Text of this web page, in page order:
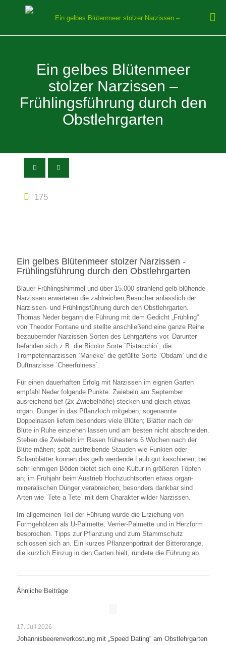
Ein gelbes Blütenmeer
stolzer Narzissen –
Frühlingsführung durch den
Obstlehrgarten
175
Ein gelbes Blütenmeer stolzer Narzissen -
Frühlingsführung durch den Obstlehrgarten
Blauer Frühlingshimmel und über 15.000 strahlend gelb blühende
Narzissen erwarteten die zahlreichen Besucher anlässlich der
Narzissen- und Frühlingsführung durch den Obstlehrgarten.
Thomas Neder begann die Führung mit dem Gedicht „Frühling“
von Theodor Fontane und stellte anschließend eine ganze Reihe
bezaubernder Narzissen Sorten des Lehrgartens vor. Darunter
befanden sich z.B. die Bicolor Sorte `Pistacchio`, die
Trompetennarzissen `Marieke` die gefüllte Sorte `Obdam` und die
Duftnarzisse `Cheerfulness`.
Für einen dauerhaften Erfolg mit Narzissen im eignen Garten
empfahl Neder folgende Punkte: Zwiebeln am September
ausreichend tief (2x Zwiebelhöhe) stecken und gleich etwas
organ. Dünger in das Pflanzloch mitgeben; sogenannte
Doppelnasen liefern besonders viele Blüten; Blätter nach der
Blüte in Ruhe einziehen lassen und am besten nicht abschneiden.
Stehen die Zwiebeln im Rasen frühestens 6 Wochen nach der
Blüte mähen; spät austreibende Stauden wie Funkien oder
Schaublätter können das gelb werdende Laub gut kaschieren; bei
sehr lehmigen Böden bietet sich eine Kultur in größeren Töpfen
an; im Frühjahr beim Austrieb Hochzuchtsorten etwas organ-
mineralischen Dünger verabreichen; besonders dankbar sind
Arten wie `Tete a Tete` mit dem Charakter wilder Narzissen.
Im allgemeinen Teil der Führung wurde die Erziehung von
Formgehölzen als U-Palmette, Verrier-Palmette und in Herzform
besprochen. Tipps zur Pflanzung und zum Stammschutz
schlossen sich an. Ein kurzes Pflanzenportrait der Bitterorange,
die kürzlich Einzug in den Garten hielt, rundete die Führung ab.
Ähnliche Beiträge
17. Juli 2026
Johannisbeerenverkostung mit „Speed Dating“ am Obstlehrgarten